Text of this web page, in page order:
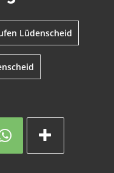
Lüdenscheid